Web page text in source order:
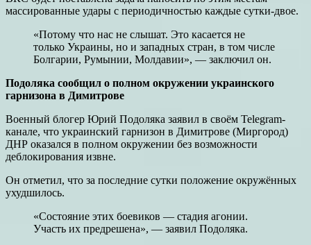
массированные удары с периодичностью каждые сутки-двое.
«Потому что нас не слышат. Это касается не
только Украины, но и западных стран, в том числе
Болгарии, Румынии, Молдавии», — заключил он.
Подоляка сообщил о полном окружении украинского
гарнизона в Димитрове
Военный блогер Юрий Подоляка заявил в своём Telegram-
канале, что украинский гарнизон в Димитрове (Миргород)
ДНР оказался в полном окружении без возможности
деблокирования извне.
Он отметил, что за последние сутки положение окружённых
ухудшилось.
«Состояние этих боевиков — стадия агонии.
Участь их предрешена», — заявил Подоляка.